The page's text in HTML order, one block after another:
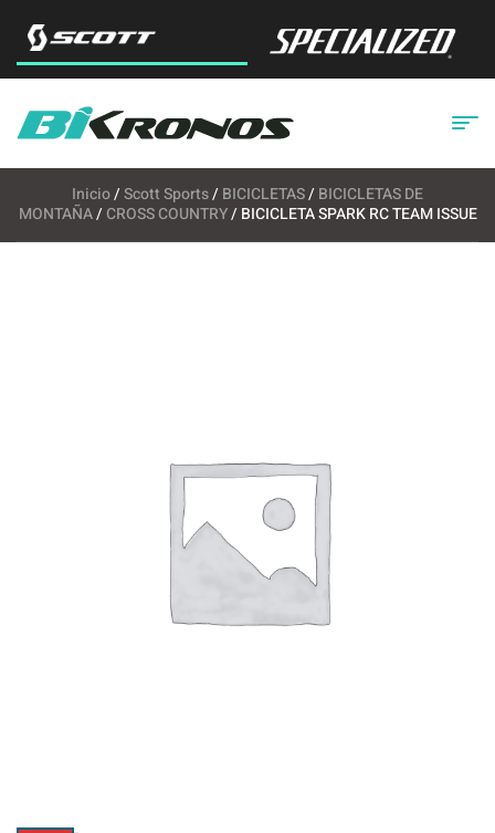
Inicio/Scott Sports/ BICICLETAS/ BICICLETAS DE
MONTAÑA/ CROSS COUNTRY/ BICICLETA SPARK RC TEAM ISSUE